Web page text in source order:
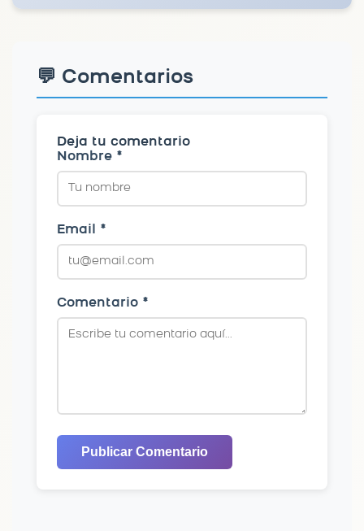
💬 Comentarios
Deja tu comentario
Nombre *
Email *
Comentario *
Publicar Comentario